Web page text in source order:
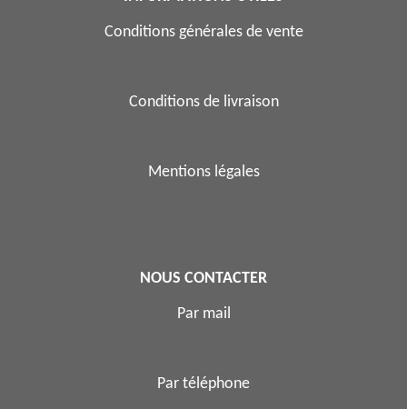
Conditions générales de vente
Conditions de livraison
Mentions légales
NOUS CONTACTER
Par mail
Par téléphone